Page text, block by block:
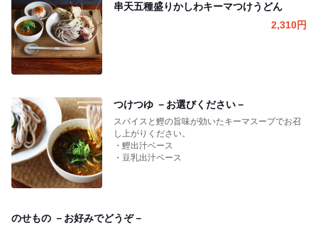
串天五種盛りかしわキーマつけうどん
2,310円
つけつゆ －お選びください－
スパイスと鰹の旨味が効いたキーマスープでお召
し上がりください。
・鰹出汁ベース
・豆乳出汁ベース
のせもの －お好みでどうぞ－